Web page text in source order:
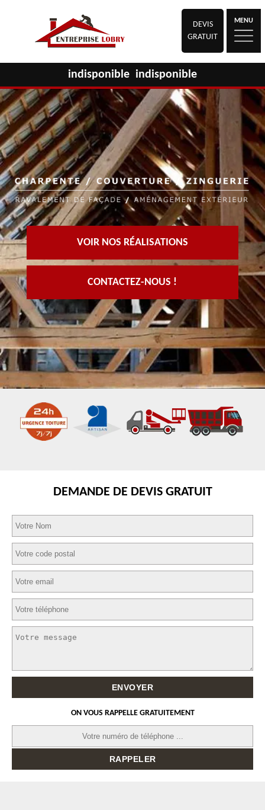
DEVIS
GRATUIT
MENU
indisponible indisponible
VOIR NOS RÉALISATIONS
CONTACTEZ-NOUS !
DEMANDE DE DEVIS GRATUIT
ON VOUS RAPPELLE GRATUITEMENT